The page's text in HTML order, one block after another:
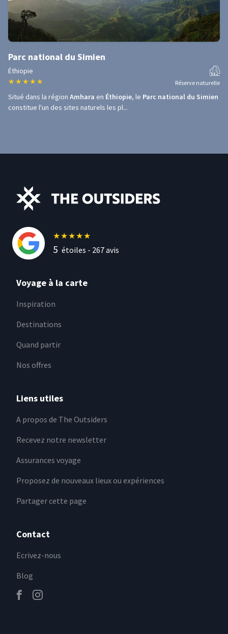
Parc national du Simien
Éthiopie
★ ★ ★ ★ ★ Réserve naturelle
Situé dans la région Amhara en Éthiopie, le Parc national du Simien
constitue l'un des sites naturels les pl...
★★★★★
5 étoiles - 267avis
Voyage à la carte
Inspiration
Destinations
Quand partir
Nos offres
Liens utiles
A propos de The Outsiders
Recevez notre newsletter
Assurances voyage
Proposez de nouveaux lieux ou expériences
Partager cette page
Contact
Ecrivez-nous
Blog